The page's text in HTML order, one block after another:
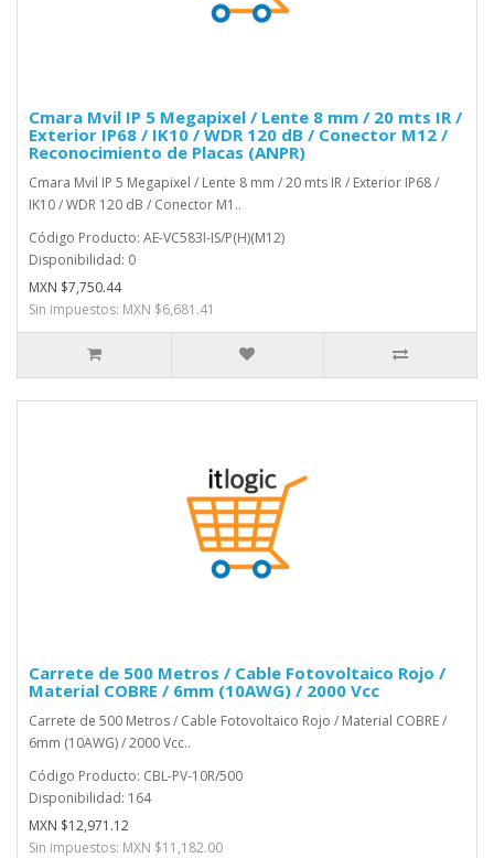
Cmara Mvil IP 5 Megapixel / Lente 8 mm / 20 mts IR /
Exterior IP68 / IK10 / WDR 120 dB / Conector M12 /
Reconocimiento de Placas (ANPR)
Cmara Mvil IP 5 Megapixel / Lente 8 mm / 20 mts IR / Exterior IP68 /
IK10 / WDR 120 dB / Conector M1..
Código Producto: AE-VC583I-IS/P(H)(M12)
Disponibilidad: 0
MXN $7,750.44
Sin impuestos: MXN $6,681.41
Carrete de 500 Metros / Cable Fotovoltaico Rojo /
Material COBRE / 6mm (10AWG) / 2000 Vcc
Carrete de 500 Metros / Cable Fotovoltaico Rojo / Material COBRE /
6mm (10AWG) / 2000 Vcc..
Código Producto: CBL-PV-10R/500
Disponibilidad: 164
MXN $12,971.12
Sin impuestos: MXN $11,182.00